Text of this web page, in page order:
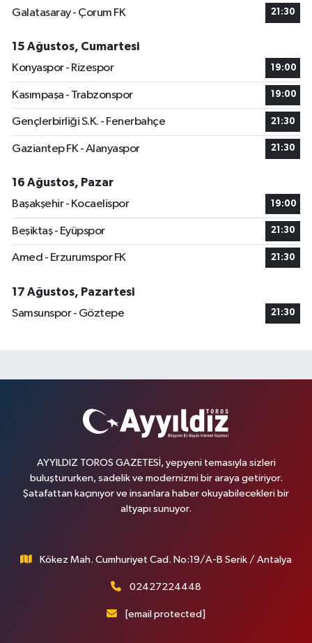
Galatasaray - Çorum FK
21:30
15 Ağustos, Cumartesi
Konyaspor - Rizespor
19:00
Kasımpaşa - Trabzonspor 19:00
Gençlerbirliği S.K. - Fenerbahçe 21:30
Gaziantep FK - Alanyaspor 21:30
16 Ağustos, Pazar
Başakşehir - Kocaelispor
19:00
Beşiktaş - Eyüpspor 21:30
Amed - Erzurumspor FK 21:30
17 Ağustos, Pazartesi
Samsunspor - Göztepe
21:30
AYYILDIZ TOROS GAZETESİ, yepyeni temasıyla sizleri
buluştururken, sadelik ve modernizmi bir araya getiriyor.
Şatafattan kaçınıyor ve insanlara haber okuyabilecekleri bir
altyapı sunuyor.
Kökez Mah. Cumhuriyet Cad. No:19/A-B Serik / Antalya
02427224448
[email protected]